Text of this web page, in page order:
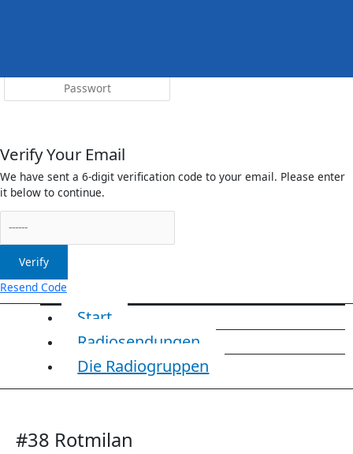
Verify Your Email
We have sent a 6-digit verification code to your email. Please enter
it below to continue.
Verify
Resend Code
Start
Radiosendungen
Die Radiogruppen
#38 Rotmilan